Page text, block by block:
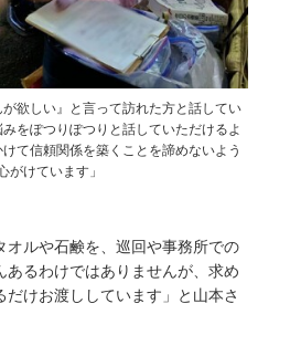
が欲しい』と言って訪れた方と話してい
をぽつりぽつりと話していただけるよ
て信頼関係を築くことを諦めないよう
がけています」
オルや石鹸を、巡回や事務所での
あるわけではありませんが、求め
だけお渡ししています」と山本さ